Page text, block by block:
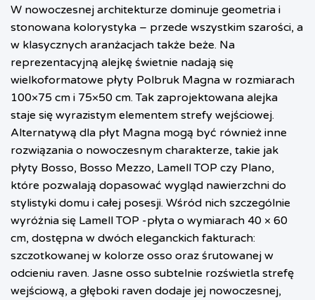
W nowoczesnej architekturze dominuje geometria i
stonowana kolorystyka – przede wszystkim szarości, a
w klasycznych aranżacjach także beże. Na
reprezentacyjną alejkę świetnie nadają się
wielkoformatowe płyty Polbruk Magna w rozmiarach
100×75 cm i 75×50 cm. Tak zaprojektowana alejka
staje się wyrazistym elementem strefy wejściowej.
Alternatywą dla płyt Magna mogą być również inne
rozwiązania o nowoczesnym charakterze, takie jak
płyty Bosso, Bosso Mezzo, Lamell TOP czy Plano,
które pozwalają dopasować wygląd nawierzchni do
stylistyki domu i całej posesji. Wśród nich szczególnie
wyróżnia się Lamell TOP -płyta o wymiarach 40 × 60
cm, dostępna w dwóch eleganckich fakturach:
szczotkowanej w kolorze osso oraz śrutowanej w
odcieniu raven. Jasne osso subtelnie rozświetla strefę
wejściową, a głęboki raven dodaje jej nowoczesnej,